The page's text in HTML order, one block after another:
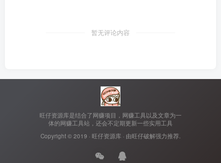
暂无评论内容
旺仔资源库是结合了网赚项目，网赚工具以及文章为一
体的网赚工具站，还会不定期更新一些实用工具
Copyright © 2019 · 旺仔资源库 · 由旺仔破解强力推荐.